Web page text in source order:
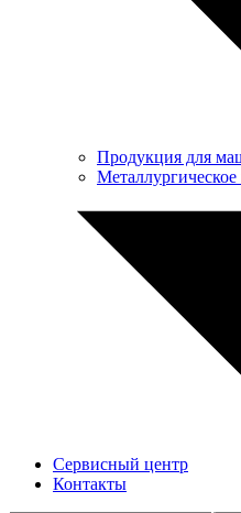
Продукция для
Сервисный центр
Контакты